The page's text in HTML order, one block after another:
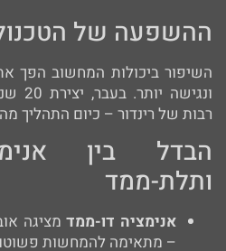
ההשפעה של
השיפור ביכולות המחשוב הפך
רבות של רינדור – כיום התהליך
הבדל בין
ותלת-ממד
אנימציה דו-ממדמציגה
– מתאימה להמחשות